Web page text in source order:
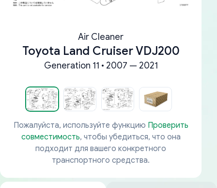
Air Cleaner
Toyota Land Cruiser VDJ200
Generation 11 • 2007 — 2021
Пожалуйста, используйте функцию Проверить
совместимость, чтобы убедиться, что она
подходит для вашего конкретного
транспортного средства.